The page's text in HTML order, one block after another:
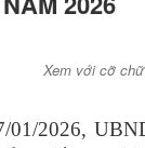
Xem với cỡ chữ
2026,